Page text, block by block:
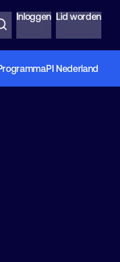
Inloggen Lid worden
PI Nederland